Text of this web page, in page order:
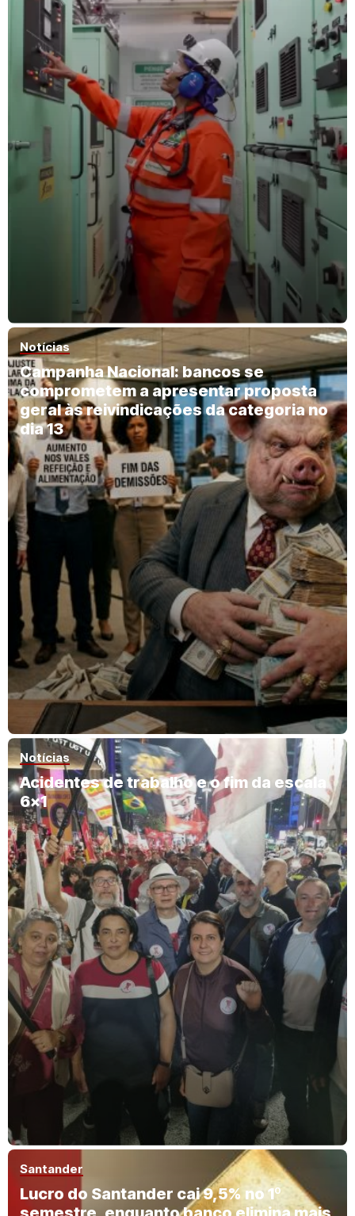
Notícias
Campanha Nacional: bancos se
comprometem a apresentar proposta
geral às reivindicações da categoria no
dia 13
Notícias
Acidentes de trabalho e o fim da escala
6×1
Santander
Lucro do Santander cai 9,5% no 1º